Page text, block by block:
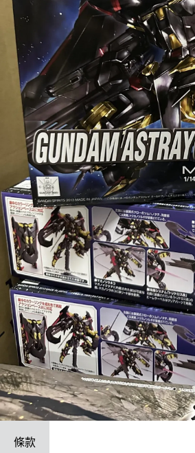
條款